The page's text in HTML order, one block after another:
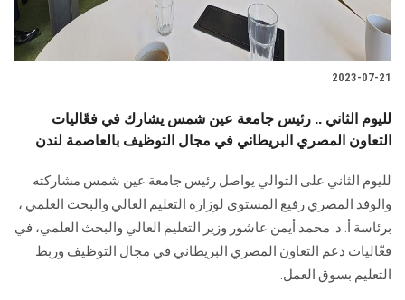
2023-07-21
لليوم الثاني .. رئيس جامعة عين شمس يشارك في فعّاليات
التعاون المصري البريطاني في مجال التوظيف بالعاصمة لندن
لليوم الثاني على التوالي يواصل رئيس جامعة عين شمس مشاركته
والوفد المصري رفيع المستوى لوزارة التعليم العالي والبحث العلمي ،
برئاسة أ. د. محمد أيمن عاشور وزير التعليم العالي والبحث العلمي، في
فعّاليات دعم التعاون المصري البريطاني في مجال التوظيف وربط
التعليم بسوق العمل.